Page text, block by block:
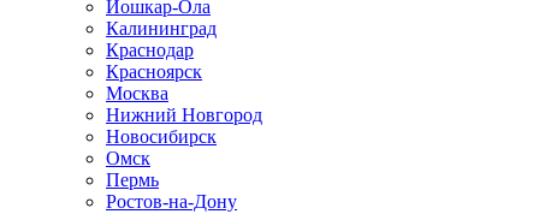
Йошкар-Ола
Калининград
Краснодар
Красноярск
Москва
Нижний Новгород
Новосибирск
Омск
Пермь
Ростов-на-Дону